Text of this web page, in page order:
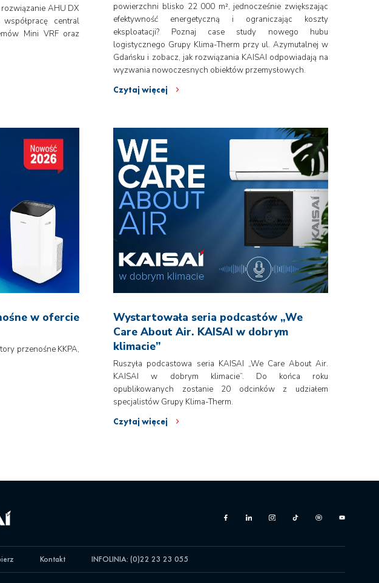
AHU DX
central
Mini VRF oraz
powierzchni blisko 22 000 m², jednocześnie zwiększając
efektywność energetyczną i ograniczając koszty
eksploatacji? Poznaj case study nowego hubu
logistycznego Grupy Klima-Therm przy ul. Azymutalnej w
Gdańsku i zobacz, jak rozwiązania KAISAI odpowiadają na
wyzwania nowoczesnych obiektów przemysłowych.
Czytaj więcej
w ofercie
przenośne KKPA,
Wystartowała seria podcastów „We
Care About Air. KAISAI w dobrym
klimacie”
Ruszyła podcastowa seria KAISAI „We Care About Air.
KAISAI w dobrym klimacie”. Do końca roku
opublikowanych zostanie 20 odcinków z udziałem
specjalistów Grupy Klima-Therm.
Czytaj więcej
Kontakt INFOLINIA: (0)22 23 23 055